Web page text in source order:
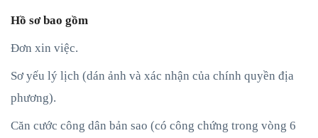
Hồ sơ bao gồm
Đơn xin việc.
Sơ yếu lý lịch (dán ảnh và xác nhận của chính quyền địa
phương).
Căn cước công dân bản sao (có công chứng trong vòng 6